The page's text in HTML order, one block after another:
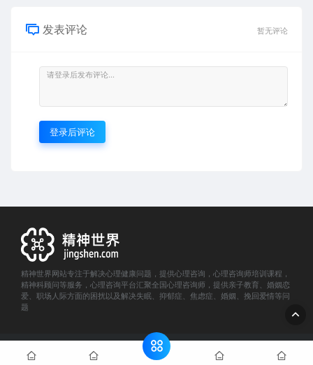
发表评论 暂无评论
登录后评论
精神世界网站专注于解决心理健康问题，提供心理咨询，心理咨询师培训课程，
精神科顾问等服务，心理咨询平台汇聚全国心理咨询师，提供亲子教育、婚姻恋
爱、职场人际方面的困扰以及解决失眠、抑郁症、焦虑症、婚姻、挽回爱情等问
题
© 2022 精神世界- jingshen.com. All rights reserved
网站地图